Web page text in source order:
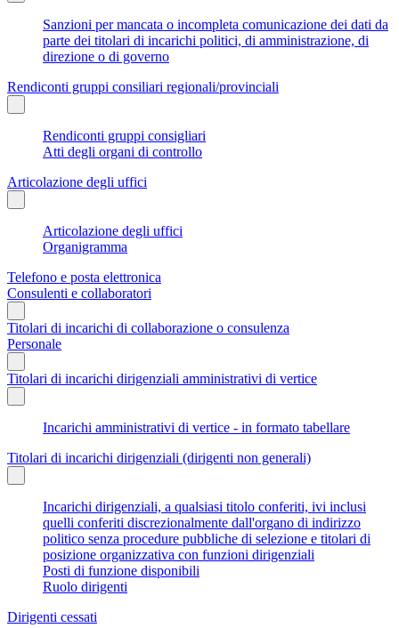
Sanzioni per mancata o incompleta comunicazione dei dati da
parte dei titolari di incarichi politici, di amministrazione, di
direzione o di governo
Rendiconti gruppi consiliari regionali/provinciali
Rendiconti gruppi consigliari
Atti degli organi di controllo
Articolazione degli uffici
Articolazione degli uffici
Organigramma
Telefono e posta elettronica
Consulenti e collaboratori
Titolari di incarichi di collaborazione o consulenza
Personale
Titolari di incarichi dirigenziali amministrativi di vertice
Incarichi amministrativi di vertice - in formato tabellare
Titolari di incarichi dirigenziali (dirigenti non generali)
Incarichi dirigenziali, a qualsiasi titolo conferiti, ivi inclusi
quelli conferiti discrezionalmente dall'organo di indirizzo
politico senza procedure pubbliche di selezione e titolari di
posizione organizzativa con funzioni dirigenziali
Posti di funzione disponibili
Ruolo dirigenti
Dirigenti cessati